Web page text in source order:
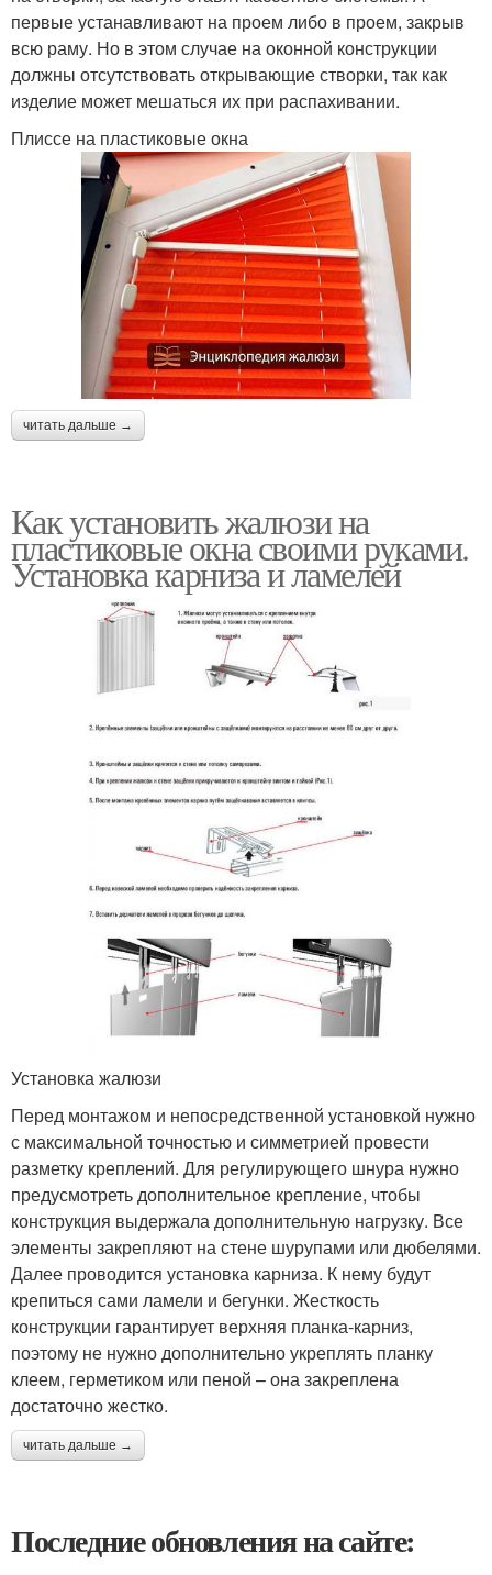
первые устанавливают на проем либо в проем, закрыв
всю раму. Но в этом случае на оконной конструкции
должны отсутствовать открывающие створки, так как
изделие может мешаться их при распахивании.
Плиссе на пластиковые окна
читать дальше →
Как установить жалюзи на
пластиковые окна своими руками.
Установка карниза и ламелей
Установка жалюзи
Перед монтажом и непосредственной установкой нужно
с максимальной точностью и симметрией провести
разметку креплений. Для регулирующего шнура нужно
предусмотреть дополнительное крепление, чтобы
конструкция выдержала дополнительную нагрузку. Все
элементы закрепляют на стене шурупами или дюбелями.
Далее проводится установка карниза. К нему будут
крепиться сами ламели и бегунки. Жесткость
конструкции гарантирует верхняя планка-карниз,
поэтому не нужно дополнительно укреплять планку
клеем, герметиком или пеной – она закреплена
достаточно жестко.
читать дальше →
Последние обновления на сайте: